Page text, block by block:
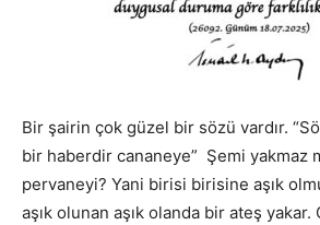
Bir şairin çok güzel bir sözü vardır.
bir haberdir cananeye” Şemi yakmaz
pervaneyi? Yani birisi birisine aşık
aşık olunan aşık olanda bir ateş